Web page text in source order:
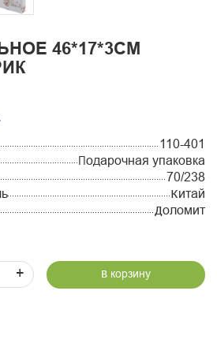
46*17*3СМ
110-401
Подарочная упаковка
70/238
Китай
Доломит
+ В корзину